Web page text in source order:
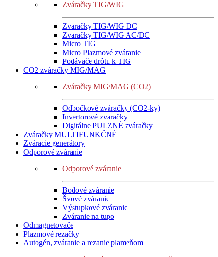
Zváračky TIG/WIG
Zváračky TIG/WIG DC
Zváračky TIG/WIG AC/DC
Micro TIG
Micro Plazmové zváranie
Podávače drôtu k TIG
CO2 zváračky MIG/MAG
Zváračky MIG/MAG (CO2)
Odbočkové zváračky (CO2-ky)
Invertorové zváračky
Digitálne PULZNÉ zváračky
Zváračky MULTIFUNKČNÉ
Zváracie generátory
Odporové zváranie
Odporové zváranie
Bodové zváranie
Švové zváranie
Výstupkové zváranie
Zváranie na tupo
Odmagnetovače
Plazmové rezačky
Autogén, zváranie a rezanie plameňom